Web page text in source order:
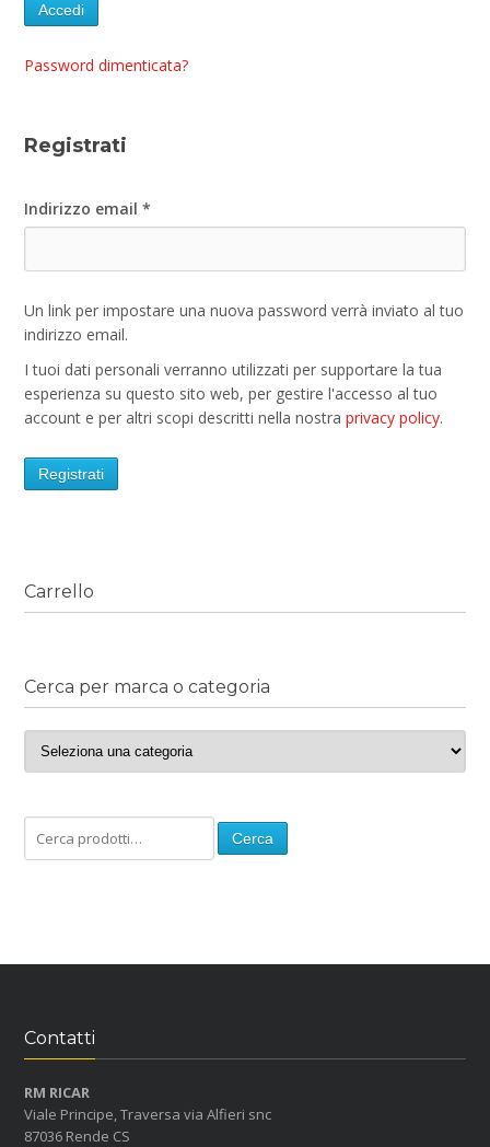
Accedi
Password dimenticata?
Registrati
Indirizzo email*
Un link per impostare una nuova password verrà inviato al tuo
indirizzo email.
I tuoi dati personali verranno utilizzati per supportare la tua
esperienza su questo sito web, per gestire l'accesso al tuo
account e per altri scopi descritti nella nostraprivacy policy.
Registrati
Carrello
Cerca per marca o categoria
Cerca
Contatti
RM RICAR
Viale Principe, Traversa via Alfieri snc
87036 Rende CS